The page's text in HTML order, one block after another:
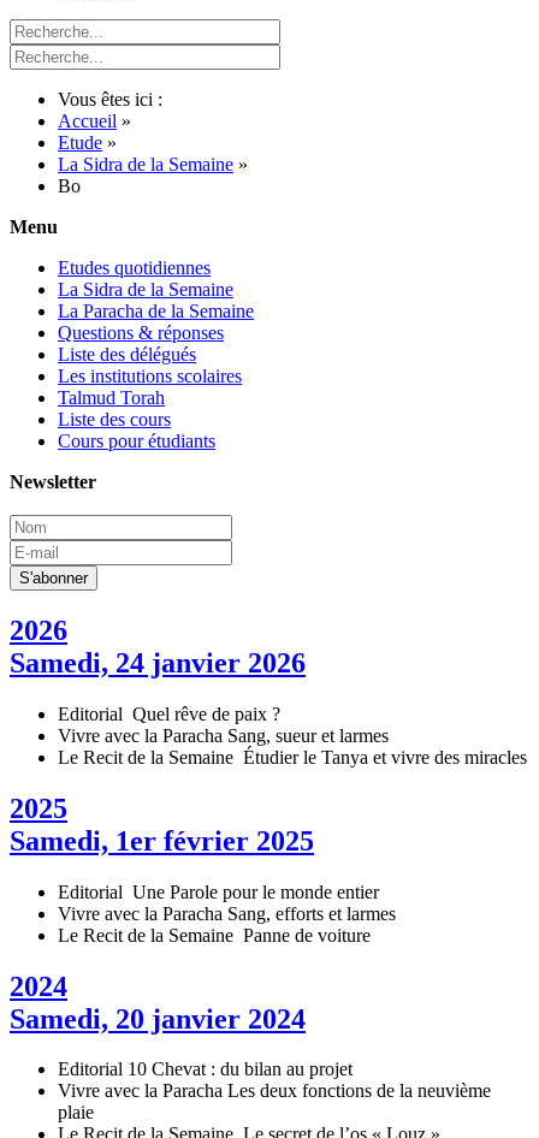
Vous êtes ici :
Accueil »
Etude »
La Sidra de la Semaine »
Bo
Menu
Etudes quotidiennes
La Sidra de la Semaine
La Paracha de la Semaine
Questions & réponses
Liste des délégués
Les institutions scolaires
Talmud Torah
Liste des cours
Cours pour étudiants
Newsletter
2026
Samedi, 24 janvier 2026
Editorial Quel rêve de paix ?
Vivre avec la Paracha Sang, sueur et larmes
Le Recit de la Semaine Étudier le Tanya et vivre des miracles
2025
Samedi, 1er février 2025
Editorial Une Parole pour le monde entier
Vivre avec la Paracha Sang, efforts et larmes
Le Recit de la Semaine Panne de voiture
2024
Samedi, 20 janvier 2024
Editorial 10 Chevat : du bilan au projet
Vivre avec la Paracha Les deux fonctions de la neuvième
plaie